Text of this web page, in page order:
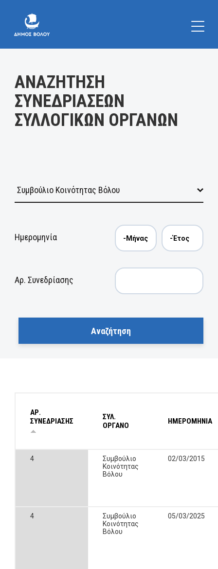
ΑΝΑΖΗΤΗΣΗ
ΣΥΝΕΔΡΙΑΣΕΩΝ
ΣΥΛΛΟΓΙΚΩΝ ΟΡΓΑΝΩΝ
Ημερομηνία
Αρ. Συνεδρίασης
ΑΡ.
ΣΥΝΕΔΡΙΑΣΗΣ
ΣΥΛ.
ΟΡΓΑΝΟ
ΗΜΕΡΟΜΗΝΙΑ
4
Συμβούλιο
Κοινότητας
Βόλου
02/03/2015
4
Συμβούλιο
Κοινότητας
Βόλου
05/03/2025